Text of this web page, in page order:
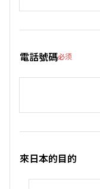
電話號碼必须
來日本的目的